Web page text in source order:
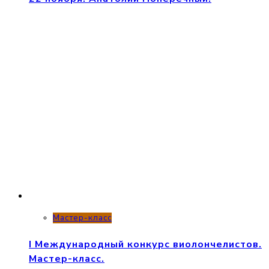
Мастер-класс
I Международный конкурс виолончелистов.
Мастер-класс.